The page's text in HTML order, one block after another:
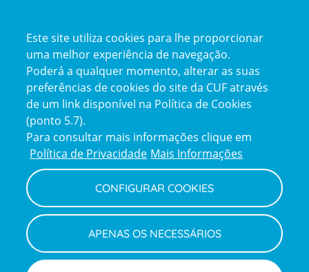
Reclamações
e
elogios
Policy
Política de Privacidade e Cookies
Termos e Condições
Declaração de Acessibilidade
Canal de Denúncias
Informações legais
Este site utiliza cookies para lhe proporcionar
uma melhor experiência de navegação.
Poderá a qualquer momento, alterar as suas
preferências de cookies do site da CUF através
de um link disponível na Política de Cookies
(ponto 5.7).
Para consultar mais informações clique em
Política de Privacidade Mais Informações
CONFIGURAR COOKIES
APENAS OS NECESSÁRIOS